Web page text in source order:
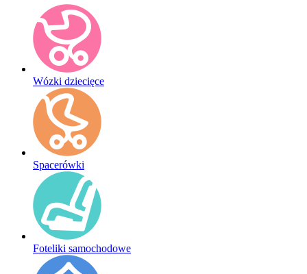
Wózki dziecięce
Spacerówki
Foteliki samochodowe